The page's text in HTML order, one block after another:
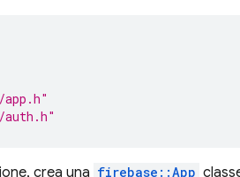
crea una firebase::App